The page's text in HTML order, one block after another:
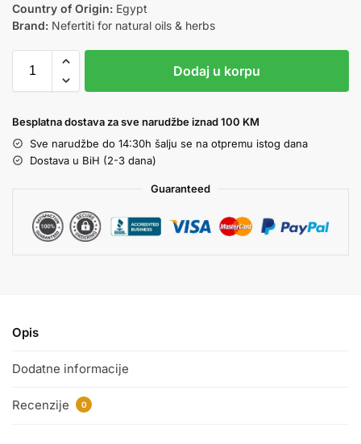
Country of Origin: Egypt
Brand: Nefertiti for natural oils & herbs
Dodaj u korpu
Besplatna dostava za sve narudžbe iznad 100 KM
Sve narudžbe do 14:30h šalju se na otpremu istog dana
Dostava u BiH (2-3 dana)
Guaranteed
Opis
Dodatne informacije
Recenzije 0